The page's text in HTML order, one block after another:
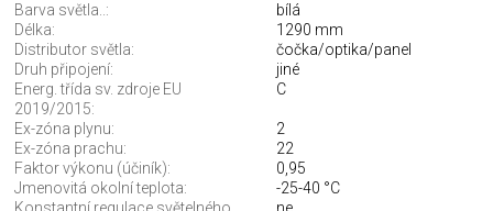
Barva světla..:
bílá
Délka:
1290 mm
Distributor světla:
čočka/optika/panel
Druh připojení:
jiné
Energ. třída sv. zdroje EU
2019/2015:
C
Ex-zóna plynu:
2
Ex-zóna prachu:
22
Faktor výkonu (účiník):
0,95
Jmenovitá okolní teplota:
-25-40 °C